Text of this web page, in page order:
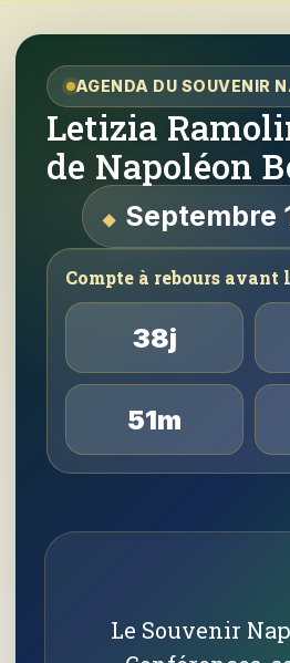
AGENDA DU SOUVENIR
Letizia
de Napoléon
Septembre
Compte à rebours avant
38j
51m
Le Souvenir